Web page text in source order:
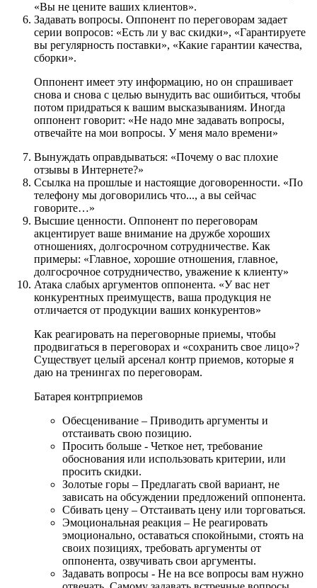
«Вы не цените ваших клиентов».
Задавать вопросы. Оппонент по переговорам задает
серии вопросов: «Есть ли у вас скидки», «Гарантируете
вы регулярность поставки», «Какие гарантии качества,
сборки».
Оппонент имеет эту информацию, но он спрашивает
снова и снова с целью вынудить вас ошибиться, чтобы
потом придраться к вашим высказываниям. Иногда
оппонент говорит: «Не надо мне задавать вопросы,
отвечайте на мои вопросы. У меня мало времени»
Вынуждать оправдываться: «Почему о вас плохие
отзывы в Интернете?»
Ссылка на прошлые и настоящие договоренности. «По
телефону мы договорились что..., а вы сейчас
говорите…»
Высшие ценности. Оппонент по переговорам
акцентирует ваше внимание на дружбе хороших
отношениях, долгосрочном сотрудничестве. Как
примеры: «Главное, хорошие отношения, главное,
долгосрочное сотрудничество, уважение к клиенту»
Атака слабых аргументов оппонента. «У вас нет
конкурентных преимуществ, ваша продукция не
отличается от продукции ваших конкурентов»
Как реагировать на переговорные приемы, чтобы
продвигаться в переговорах и «сохранить свое лицо»?
Существует целый арсенал контр приемов, которые я
даю на тренингах по переговорам.
Батарея контрприемов
Обесценивание – Приводить аргументы и
отстаивать свою позицию.
Просить больше - Четкое нет, требование
обоснования или использовать критерии, или
просить скидки.
Золотые горы – Предлагать свой вариант, не
зависать на обсуждении предложений оппонента.
Сбивать цену – Отстаивать цену или торговаться.
Эмоциональная реакция – Не реагировать
эмоционально, оставаться спокойными, стоять на
своих позициях, требовать аргументы от
оппонента, озвучивать свои аргументы.
Задавать вопросы - Не на все вопросы вам нужно